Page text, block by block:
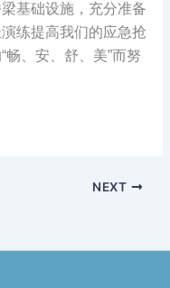
基础设施，充分准备
练提高我们的应急抢
畅、安、舒、美”而努
NEXT